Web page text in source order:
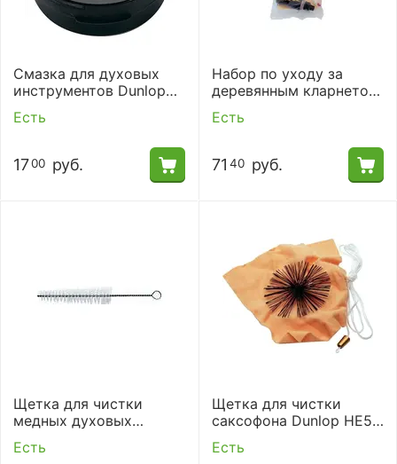
Смазка для духовых
инструментов Dunlop
HE70 CORK GREASE
Есть
1700 руб.
Набор по уходу за
деревянным кларнетом
Dunlop HE105 CLRNT
WOOD-MAINT KIT
Есть
71 40 руб.
Щетка для чистки
медных духовых
HE83J
Есть
Щетка для чистки
саксофона Dunlop HE56
Есть